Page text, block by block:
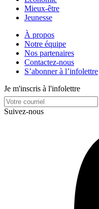
Mieux-être
Jeunesse
À propos
Notre équipe
Nos partenaires
Contactez-nous
S’abonner à l’infolettre
Je m'inscris à l'infolettre
Suivez-nous